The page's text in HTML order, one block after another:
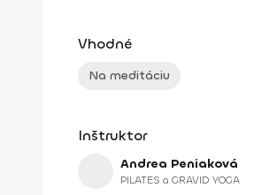
Vhodné
Na meditáciu
Inštruktor
Andrea Peniaková
PILATES a GRAVID YOGA